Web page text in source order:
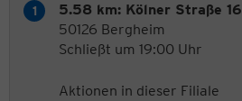
5.58 km: Kölner Straße 16
50126 Bergheim
Schließt um 19:00 Uhr
Aktionen in dieser Filiale